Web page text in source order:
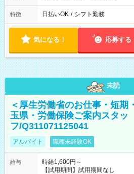
特徴 日払いOK / シフト勤務
気になる！ 応募する
未読
＜厚生労働省のお仕事・短期
玉県・労働保険ご案内スタッ
フ/Q311071125041
アルバイト 職種未経験OK
給与
時給1,600円～
【試用期間】試用期間なし